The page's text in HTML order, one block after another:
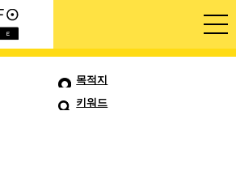
목적지
키워드